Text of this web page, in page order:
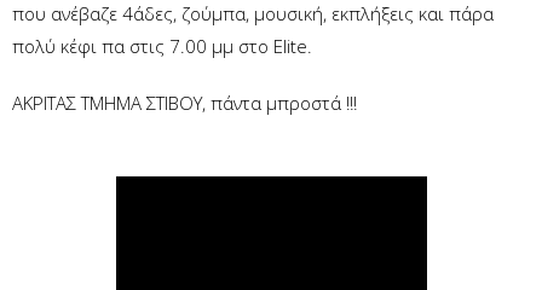
που ανέβαζε 4άδες, ζούμπα, μουσική, εκπλήξεις και πάρα
πολύ κέφι πα στις 7.00 μμ στο Elite.
ΑΚΡΙΤΑΣ ΤΜΗΜΑ ΣΤΙΒΟΥ, πάντα μπροστά !!!